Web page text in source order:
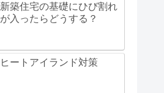
新築住宅の基礎にひび割れ
が入ったらどうする？
ヒートアイランド対策